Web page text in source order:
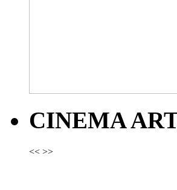
CINEMA
<< >>